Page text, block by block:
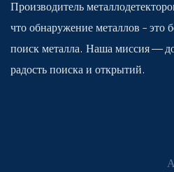
Производитель
что обнаружение металлов – это
поиск металла. Наша миссия —
радость поиска и открытий.